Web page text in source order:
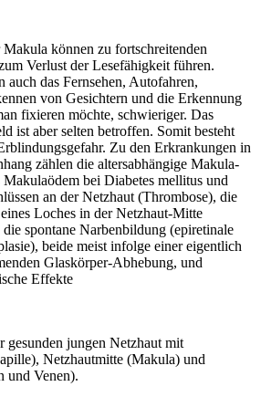
können zu fortschreitenden
Verlust der Lesefähigkeit führen.
auch das Fernsehen, Autofahren,
von Gesichtern und die Erkennung
fixieren möchte, schwieriger. Das
ist aber selten betroffen. Somit besteht
Zu den Erkrankungen in
zählen die altersabhängige Makula-
Makulaödem bei Diabetes mellitus und
an der Netzhaut (Thrombose), die
Loches in der Netzhaut-Mitte
spontane Narbenbildung (epiretinale
beide meist infolge einer eigentlich
Glaskörper-Abhebung, und
Effekte
gesunden jungen Netzhaut mit
Netzhautmitte (Makula) und
und Venen).